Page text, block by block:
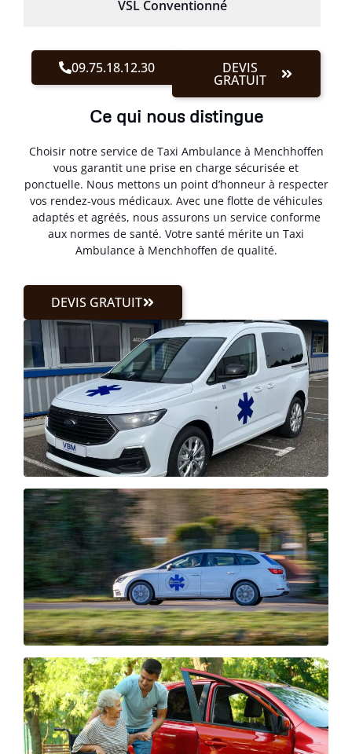
VSL Conventionné
09.75.18.12.30 DEVIS
GRATUIT
Ce qui nous distingue
Choisir notre service de Taxi Ambulance à Menchhoffen
vous garantit une prise en charge sécurisée et
ponctuelle. Nous mettons un point d’honneur à respecter
vos rendez-vous médicaux. Avec une flotte de véhicules
adaptés et agréés, nous assurons un service conforme
aux normes de santé. Votre santé mérite un Taxi
Ambulance à Menchhoffen de qualité.
DEVIS GRATUIT